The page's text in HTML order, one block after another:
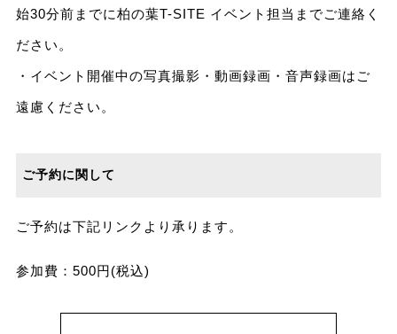
始30分前までに柏の葉T-SITE イベント担当までご連絡く
ださい。
・イベント開催中の写真撮影・動画録画・音声録画はご
遠慮ください。
ご予約に関して
ご予約は下記リンクより承ります。
参加費：500円(税込)